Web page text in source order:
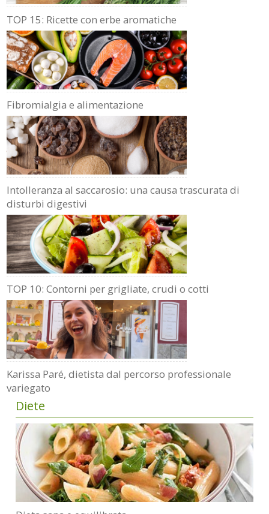
TOP 15: Ricette con erbe aromatiche
Fibromialgia e alimentazione
Intolleranza al saccarosio: una causa trascurata di
disturbi digestivi
TOP 10: Contorni per grigliate, crudi o cotti
Karissa Paré, dietista dal percorso professionale
variegato
Diete